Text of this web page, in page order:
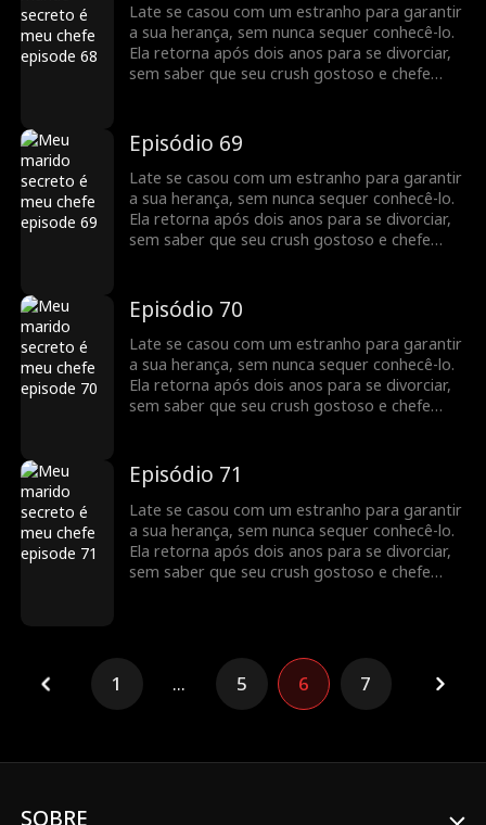
Late se casou com um estranho para garantir
a sua herança, sem nunca sequer conhecê-lo.
Ela retorna após dois anos para se divorciar,
sem saber que seu crush gostoso e chefe
Episódio 69
Late se casou com um estranho para garantir
a sua herança, sem nunca sequer conhecê-lo.
Ela retorna após dois anos para se divorciar,
sem saber que seu crush gostoso e chefe
Episódio 70
Late se casou com um estranho para garantir
a sua herança, sem nunca sequer conhecê-lo.
Ela retorna após dois anos para se divorciar,
sem saber que seu crush gostoso e chefe
Episódio 71
Late se casou com um estranho para garantir
a sua herança, sem nunca sequer conhecê-lo.
Ela retorna após dois anos para se divorciar,
sem saber que seu crush gostoso e chefe
1 ... 5 6 7
SOBRE